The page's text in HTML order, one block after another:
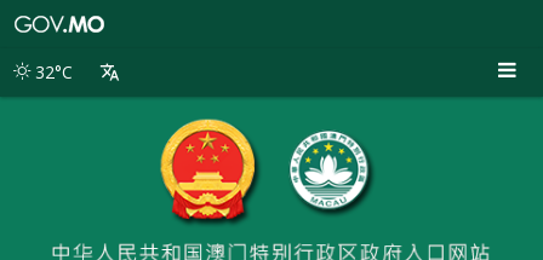
别
32°C